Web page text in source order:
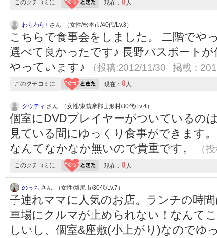
このクチコミに 現在： 0人
わらわら♪ さん （女性/松本市/40代/Lv.8）
こちらで食事会をしました。 二階でや
選べて良かったです♪ 長野パスポート
やっています♪
（投稿:2012/11/30 掲載：
このクチコミに 現在： 0人
グウティ さん （女性/東筑摩郡山形村/30代/Lv.4）
個室にDVDプレイヤーがついているの
見ている間にゆっくり食事ができます
なんてなかなか無いので貴重です。
（
このクチコミに 現在： 0人
のっち さん （女性/塩尻市/30代/Lv.7）
子連れママに人気のお店。ランチの時
車場にクルマが止められない！なんて
しいし、個室&座敷(小上がり)なのでゆ